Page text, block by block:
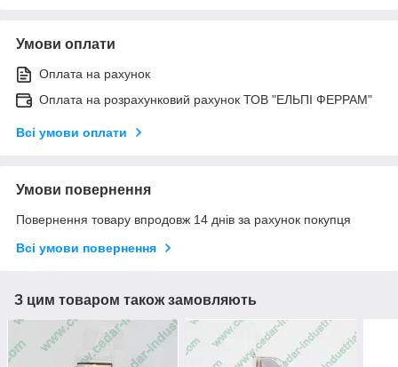
Умови оплати
Оплата на рахунок
Оплата на розрахунковий рахунок ТОВ "ЕЛЬПІ ФЕРРАМ"
Всі умови оплати
Умови повернення
Повернення товару впродовж 14 днів за рахунок покупця
Всі умови повернення
З цим товаром також замовляють